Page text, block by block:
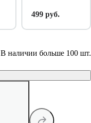
499 руб.
В наличии больше 100 шт.